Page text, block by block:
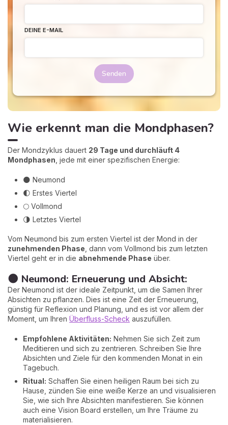
DEINE E-MAIL
Senden
Wie erkennt man die Mondphasen?
Der Mondzyklus dauert 29 Tage und durchläuft 4
Mondphasen , jede mit einer spezifischen Energie:
🌑 Neumond
🌓 Erstes Viertel
🌕 Vollmond
🌗 Letztes Viertel
Vom Neumond bis zum ersten Viertel ist der Mond in der
zunehmenden Phase , dann vom Vollmond bis zum letzten
Viertel geht er in die abnehmende Phase über.
🌑 Neumond: Erneuerung und Absicht:
Der Neumond ist der ideale Zeitpunkt, um die Samen Ihrer
Absichten zu pflanzen. Dies ist eine Zeit der Erneuerung,
günstig für Reflexion und Planung, und es ist vor allem der
Moment, um Ihren Überfluss-Scheck auszufüllen.
Empfohlene Aktivitäten: Nehmen Sie sich Zeit zum
Meditieren und sich zu zentrieren. Schreiben Sie Ihre
Absichten und Ziele für den kommenden Monat in ein
Tagebuch.
Ritual: Schaffen Sie einen heiligen Raum bei sich zu
Hause, zünden Sie eine weiße Kerze an und visualisieren
Sie, wie sich Ihre Absichten manifestieren. Sie können
auch eine Vision Board erstellen, um Ihre Träume zu
materialisieren.